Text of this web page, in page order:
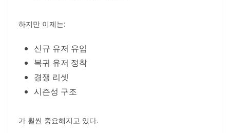
하지만 이제는:
신규 유저 유입
복귀 유저 정착
경쟁 리셋
시즌성 구조
가 훨씬 중요해지고 있다.